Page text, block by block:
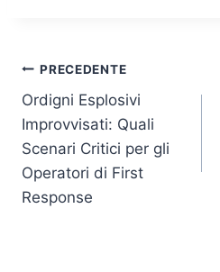
dI
n
b
o
o
k
Navigazione
articoli
PRECEDENTE
Ordigni Esplosivi
Improvvisati: Quali
Scenari Critici per gli
Operatori di First
Response